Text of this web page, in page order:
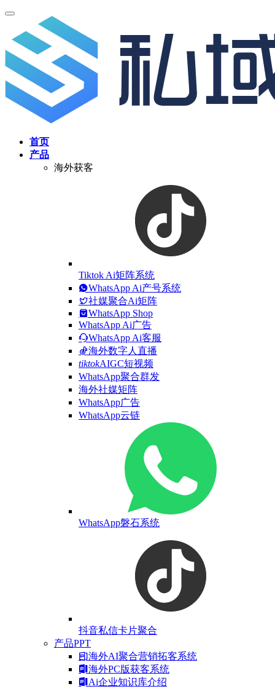
首页
产品
海外获客
Tiktok Ai矩阵系统
WhatsApp Ai产号系统
社媒聚合Ai矩阵
WhatsApp Shop
WhatsApp Ai广告
WhatsApp Ai客服
海外数字人直播
tiktokAIGC短视频
WhatsApp聚合群发
海外社媒矩阵
WhatsApp广告
WhatsApp云链
WhatsApp磐石系统
抖音私信卡片聚合
产品PPT
海外AI聚合营销拓客系统
海外PC版获客系统
Ai企业知识库介绍